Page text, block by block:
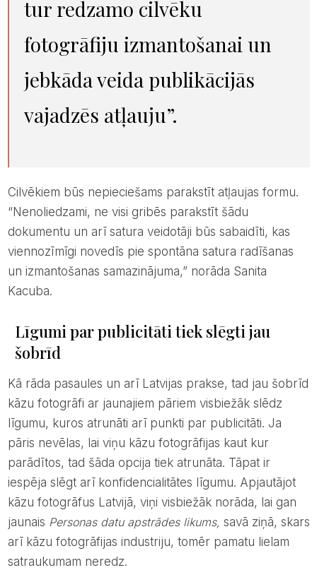
tur redzamo cilvēku
fotogrāfiju izmantošanai un
jebkāda veida publikācijās
vajadzēs atļauju”.
Cilvēkiem būs nepieciešams parakstīt atļaujas formu.
“Nenoliedzami, ne visi gribēs parakstīt šādu
dokumentu un arī satura veidotāji būs sabaidīti, kas
viennozīmīgi novedīs pie spontāna satura radīšanas
un izmantošanas samazinājuma,” norāda Sanita
Kacuba.
Līgumi par publicitāti tiek slēgti jau
šobrīd
Kā rāda pasaules un arī Latvijas prakse, tad jau šobrīd
kāzu fotogrāfi ar jaunajiem pāriem visbiežāk slēdz
līgumu, kuros atrunāti arī punkti par publicitāti. Ja
pāris nevēlas, lai viņu kāzu fotogrāfijas kaut kur
parādītos, tad šāda opcija tiek atrunāta. Tāpat ir
iespēja slēgt arī konfidencialitātes līgumu. Apjautājot
kāzu fotogrāfus Latvijā, viņi visbiežāk norāda, lai gan
jaunais Personas datu apstrādes likums, savā ziņā, skars
arī kāzu fotogrāfijas industriju, tomēr pamatu lielam
satraukumam neredz.